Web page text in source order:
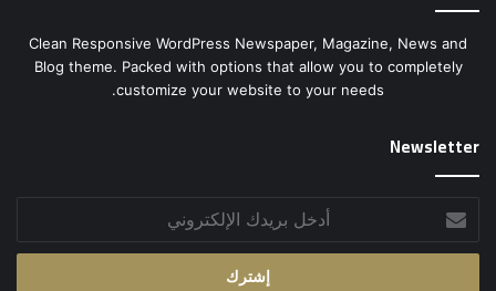
Clean Responsive WordPress Newspaper, Magazine, News and
Blog theme. Packed with options that allow you to completely
customize your website to your needs.
Newsletter
بريدك
الإلكتروني